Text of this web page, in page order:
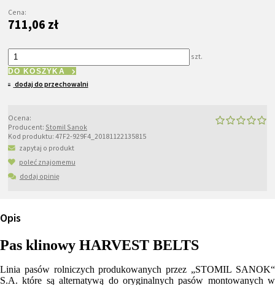
Cena:
711,06 zł
szt.
DO KOSZYKA
dodaj do przechowalni
Ocena:
Producent: Stomil Sanok
Kod produktu: 47F2-929F4_20181122135815
zapytaj o produkt
poleć znajomemu
dodaj opinię
Opis
Pas klinowy HARVEST BELTS
Linia pasów rolniczych produkowanych przez „STOMIL SANOK“
S.A. które są alternatywą do oryginalnych pasów montowanych w